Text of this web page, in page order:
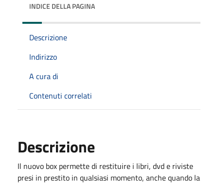
INDICE DELLA PAGINA
Descrizione
Indirizzo
A cura di
Contenuti correlati
Descrizione
Il nuovo box permette di restituire i libri, dvd e riviste
presi in prestito in qualsiasi momento, anche quando la